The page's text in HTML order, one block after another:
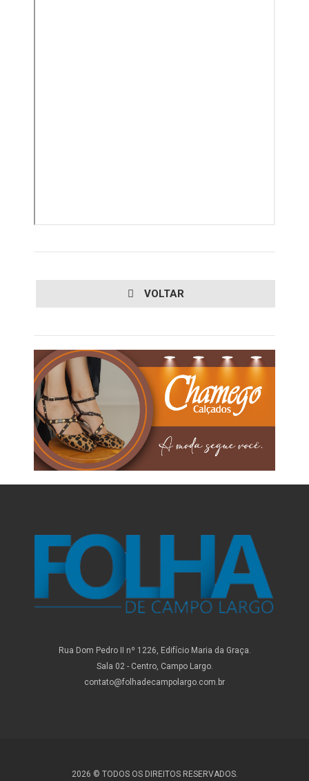
VOLTAR
Rua Dom Pedro II nº 1226, Edifício Maria da Graça.
Sala 02 - Centro, Campo Largo.
contato@folhadecampolargo.com.br
2026 © TODOS OS DIREITOS RESERVADOS.